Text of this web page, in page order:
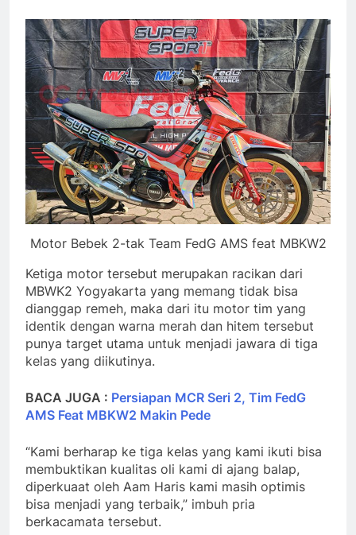
Motor Bebek 2-tak Team FedG AMS feat MBKW2
Ketiga motor tersebut merupakan racikan dari
MBWK2 Yogyakarta yang memang tidak bisa
dianggap remeh, maka dari itu motor tim yang
identik dengan warna merah dan hitem tersebut
punya target utama untuk menjadi jawara di tiga
kelas yang diikutinya.
BACA JUGA : Persiapan MCR Seri 2, Tim FedG
AMS Feat MBKW2 Makin Pede
“Kami berharap ke tiga kelas yang kami ikuti bisa
membuktikan kualitas oli kami di ajang balap,
diperkuaat oleh Aam Haris kami masih optimis
bisa menjadi yang terbaik,” imbuh pria
berkacamata tersebut.